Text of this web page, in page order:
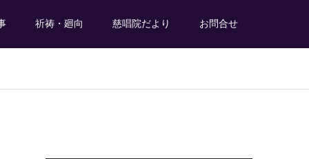
祈祷・廻向 慈唱院だより お問合せ